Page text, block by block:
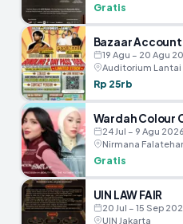
Gratis
Bazaar
19 Agu – 20 Agu
Rp 25rb
Wardah Colour
24 Jul – 9 Agu 2026
Nirmana
Gratis
UIN LAW FAIR
20 Jul – 15 Sep
UIN Jakarta